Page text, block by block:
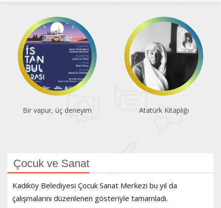
Bir vapur, üç deneyim Atatürk Kitaplığı
Çocuk ve Sanat
Kadıköy Belediyesi Çocuk Sanat Merkezi bu yıl da
çalışmalarını düzenlenen gösteriyle tamamladı.